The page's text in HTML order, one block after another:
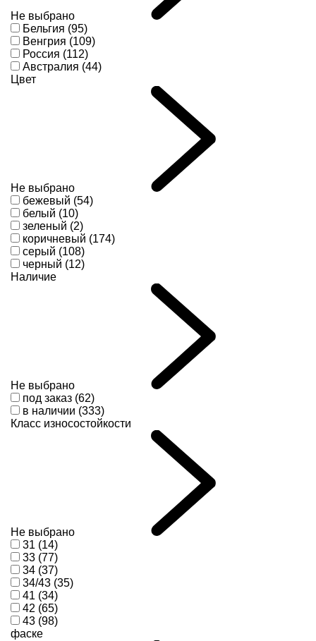
Не выбрано
Бельгия (95)
Венгрия (109)
Россия (112)
Австралия (44)
Цвет
Не выбрано
бежевый (54)
белый (10)
зеленый (2)
коричневый (174)
серый (108)
черный (12)
Наличие
Не выбрано
под заказ (62)
в наличии (333)
Класс износостойкости
Не выбрано
31 (14)
33 (77)
34 (37)
34/43 (35)
41 (34)
42 (65)
43 (98)
фаске